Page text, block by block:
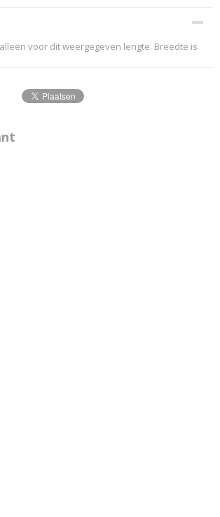
voor dit weergegeven lengte. Breedte is